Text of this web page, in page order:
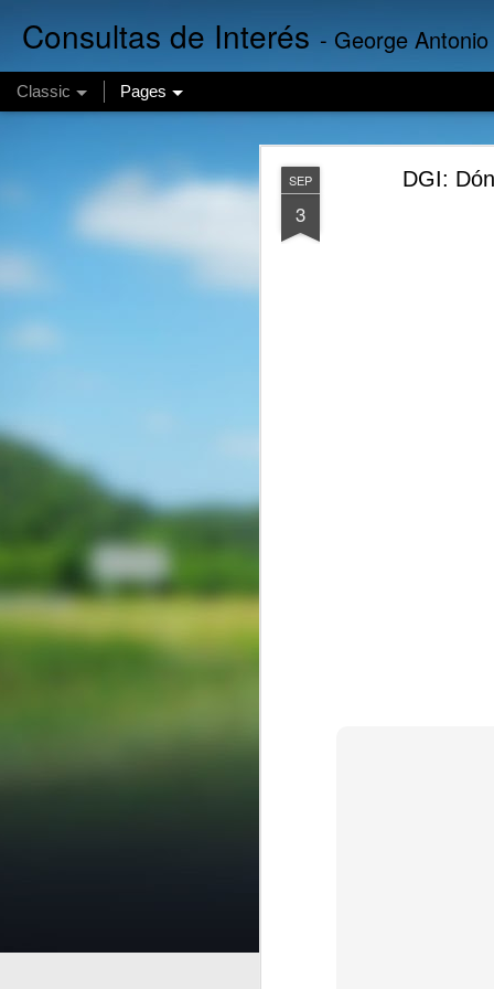
SEP
3
DGI:
Consultas de Interés - George
Classic Pages
AUG